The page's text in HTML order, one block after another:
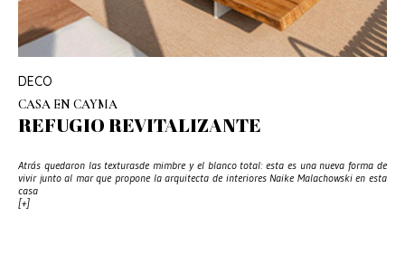
DECO
CASA EN CAYMA
REFUGIO REVITALIZANTE
Atrás quedaron las texturasde mimbre y el blanco total: esta es una nueva forma de
vivir junto al mar que propone la arquitecta de interiores Naike Malachowski en esta
casa
[+]